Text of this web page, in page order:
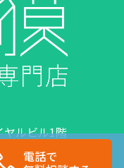
電話で
ルビル1階
日曜日・祝日